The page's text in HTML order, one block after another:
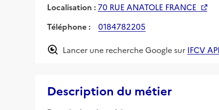
Localisation : 70 RUE ANATOLE FRANCE
Téléphone :
0184782205
Lancer une recherche Google sur IFCV
Description du métier